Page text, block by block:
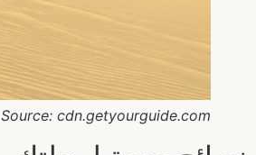
Source: cdn.getyourguide.com